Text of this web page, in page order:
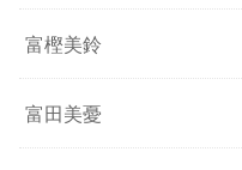
富樫美鈴
富田美憂